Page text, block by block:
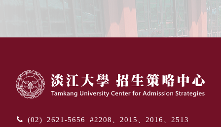
(02) 2621-5656 #2208、2015、2016、2513